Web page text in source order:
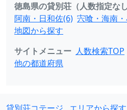
徳島県の貸別荘（人数指定なし
阿南・日和佐(6) 宍喰・海南
地図から探す
サイトメニュー 人数検索TOP
他の都道府県